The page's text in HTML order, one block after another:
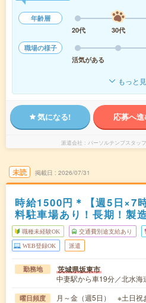
年齢層
20代
30代
職場の様子
活気がある
もっと
気になる! 応募へ
派遣会社 パーソルテンプスタッ
未読 掲載日 2026/07/31
時給1500円＊【週5日×7
料駐車場あり！長期！製
職種未経験OK 交通費別途支給あり
WEB登録OK 派遣
勤務地 茨城県坂東市
中妻駅から車19分／北水海
曜日頻度 月～金（週5日） ※土日祝